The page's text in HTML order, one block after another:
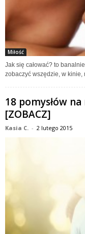
Miłość
Jak się całować? to
zobaczyć wszędzie, w kinie,
18 pomysłów
[ZOBACZ]
Kasia C. - 2 lutego 2015